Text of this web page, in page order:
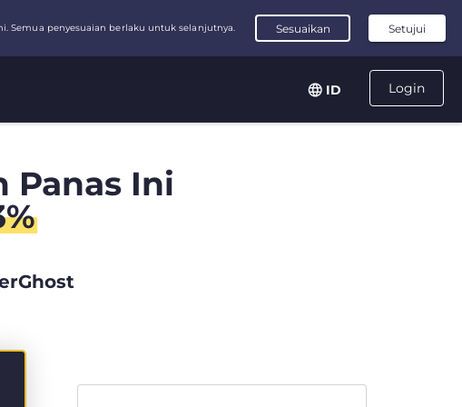
Login
ID
Panas Ini